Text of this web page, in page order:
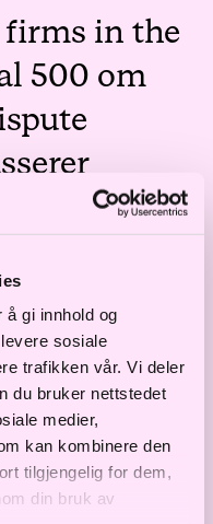
gi innhold og
sosiale
trafikken vår. Vi deler
du bruker nettstedet
medier,
kan kombinere den
tilgjengelig for dem,
din bruk av
firms in the
500 om
den
innen
hvor
nivå til Tier 2.
excellent in
advice and